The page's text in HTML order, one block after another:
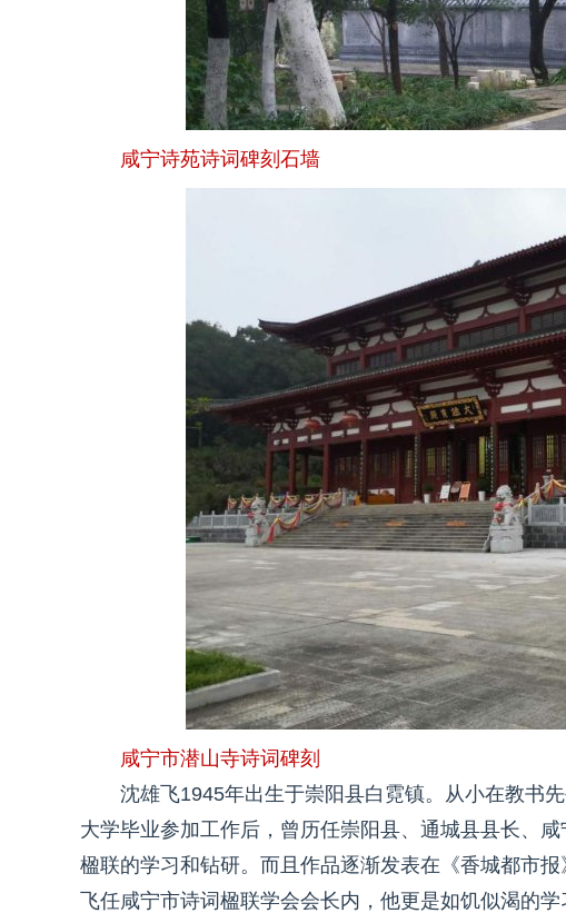
咸宁诗苑诗词碑刻石墙
咸宁市潜山寺诗词碑刻
沈雄飞1945年出生于崇阳县白霓镇。从小在教书
大学毕业参加工作后，曾历任崇阳县、通城县县长、
楹联的学习和钻研。而且作品逐渐发表在《香城都市
飞任咸宁市诗词楹联学会会长内，他更是如饥似渴的